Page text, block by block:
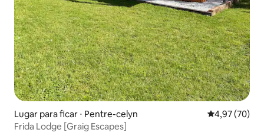
Lugar para ficar ⋅ Pentre-celyn 4,97 de uma
4,97 (70)
Frida Lodge [Graig Escapes]